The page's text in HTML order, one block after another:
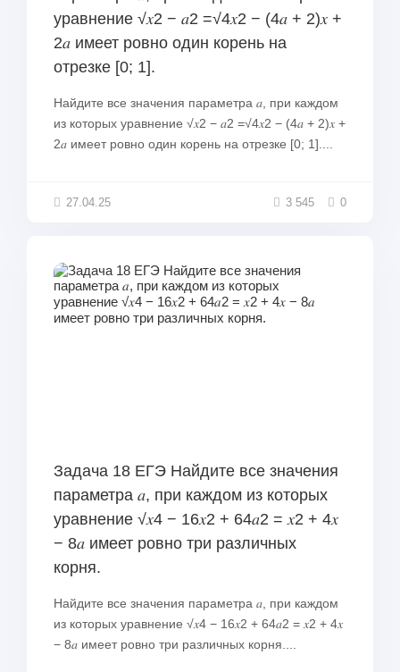
уравнение √𝑥2 − 𝑎2 =√︀4𝑥2 − (4𝑎 + 2)𝑥 +
2𝑎 имеет ровно один корень на
отрезке [0; 1].
Найдите все значения параметра 𝑎, при каждом
из которых уравнение √𝑥2 − 𝑎2 =√︀4𝑥2 − (4𝑎 + 2)𝑥 +
2𝑎 имеет ровно один корень на отрезке [0; 1]....
27.04.25 3 545 0
Задача 18 ЕГЭ Найдите все значения
параметра 𝑎, при каждом из которых
уравнение √𝑥4 − 16𝑥2 + 64𝑎2 = 𝑥2 + 4𝑥
− 8𝑎 имеет ровно три различных
корня.
Найдите все значения параметра 𝑎, при каждом
из которых уравнение √𝑥4 − 16𝑥2 + 64𝑎2 = 𝑥2 + 4𝑥
− 8𝑎 имеет ровно три различных корня....